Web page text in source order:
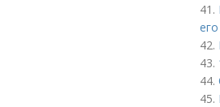
41.
42.
43.
44.
45.